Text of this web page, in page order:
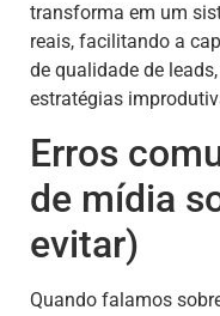
transforma em um
reais, facilitando a
de qualidade de
estratégias
Erros
de mídia
evitar)
Quando falamos